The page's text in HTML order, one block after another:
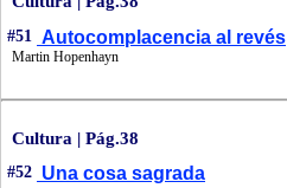
#51 Autocomplacencia al revés
Martin Hopenhayn
Cultura | Pág.38
#52 Una cosa sagrada